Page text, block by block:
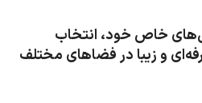
خاص خود، انتخاب
و زیبا در فضاهای مختلف